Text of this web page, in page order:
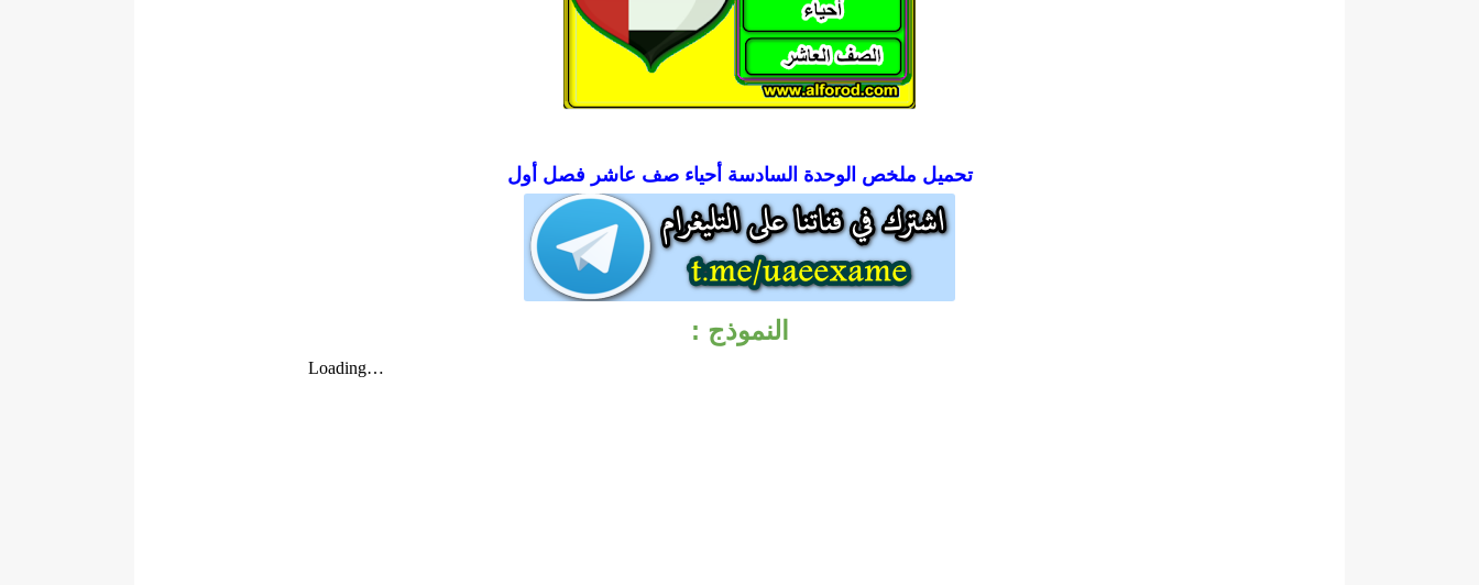
تحميل ملخص الوحدة السادسة أحياء صف عاشر فصل أول
النموذج :